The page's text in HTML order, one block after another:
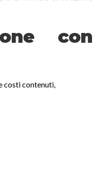
con
costi contenuti,